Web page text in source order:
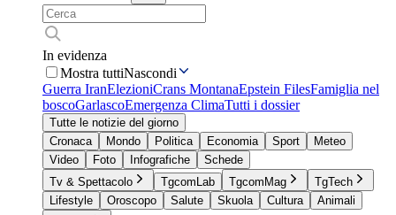
In evidenza
Mostra tuttiNascondi
Guerra IranElezioniCrans MontanaEpstein FilesFamiglia nel
boscoGarlascoEmergenza ClimaTutti i dossier
Tutte le notizie del giorno
Cronaca
Mondo Politica Economia Sport
Meteo
Video
Foto Infografiche
Schede
Tv & Spettacolo
TgcomLab TgcomMag
TgTech
Lifestyle
Oroscopo Salute Skuola Cultura
Animali